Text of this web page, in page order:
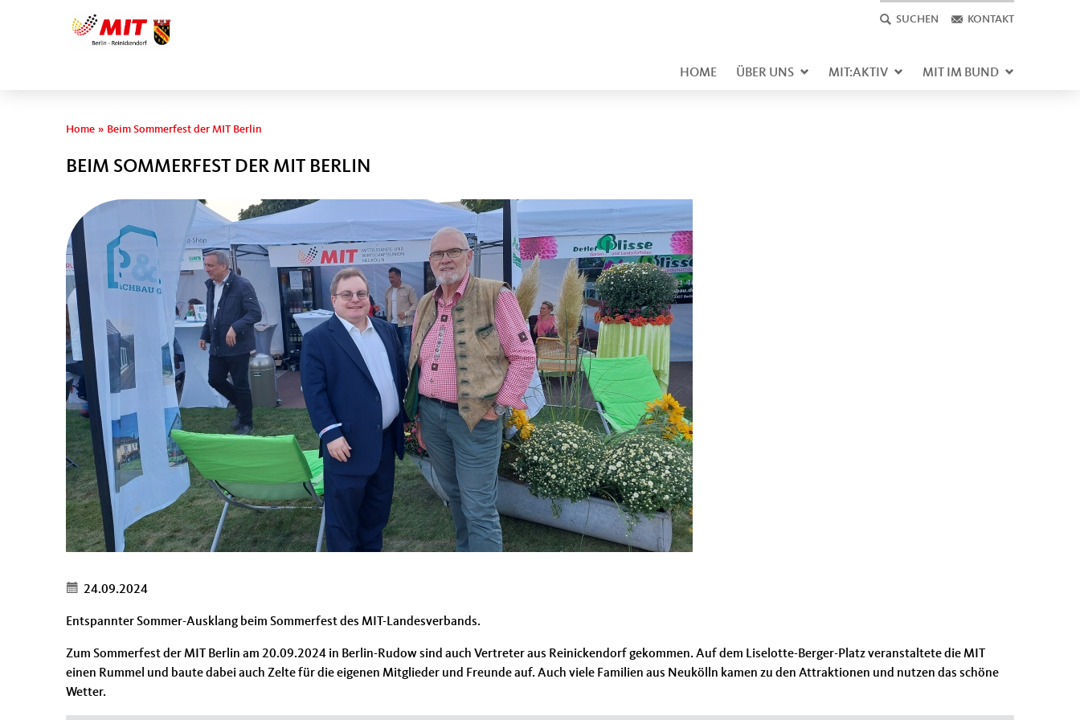
SUCHEN KONTAKT
HOME ÜBER UNS MIT:AKTIV MIT IM BUND
Sie sind hier
Home » Beim Sommerfest der MIT Berlin
BEIM SOMMERFEST DER MIT BERLIN
24.09.2024
Entspannter Sommer-Ausklang beim Sommerfest des MIT-Landesverbands.
Zum Sommerfest der MIT Berlin am 20.09.2024 in Berlin-Rudow sind auch Vertreter aus Reinickendorf gekommen. Auf dem Liselotte-Berger-Platz veranstaltete die MIT
einen Rummel und baute dabei auch Zelte für die eigenen Mitglieder und Freunde auf. Auch viele Familien aus Neukölln kamen zu den Attraktionen und nutzen das schöne
Wetter.